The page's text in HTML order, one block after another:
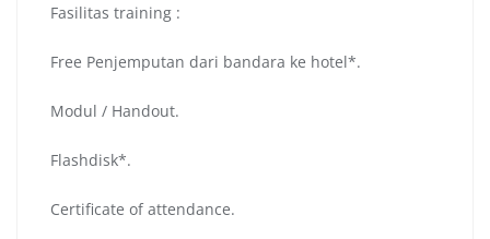
Fasilitas training :
Free Penjemputan dari bandara ke hotel*.
Modul / Handout.
Flashdisk*.
Certificate of attendance.